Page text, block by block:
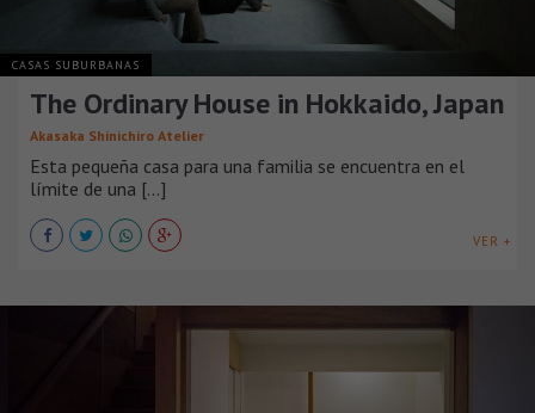
CASAS SUBURBANAS
The Ordinary House in Hokkaido, Japan
Akasaka Shinichiro Atelier
Esta pequeña casa para una familia se encuentra en el
límite de una [...]
VER +